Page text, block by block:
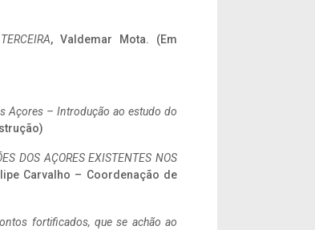
, Valdemar Mota. (Em
Açores – Introdução ao estudo do
DOS AÇORES EXISTENTES NOS
Carvalho – Coordenação de
fortificados, que se achão ao